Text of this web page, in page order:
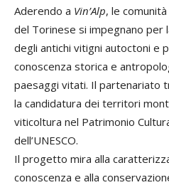
Aderendo a Vin’Alp, le
del Torinese si impegnano per
degli antichi vitigni autoctoni e
conoscenza storica e
paesaggi vitati. Il partenariato
la candidatura dei territori
viticoltura nel Patrimonio
dell’UNESCO.
Il progetto mira alla
conoscenza e alla